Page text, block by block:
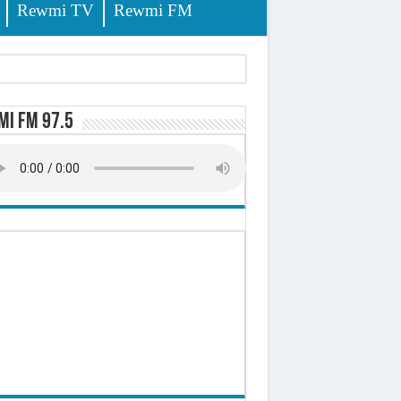
Rewmi TV Rewmi FM
FM 97.5